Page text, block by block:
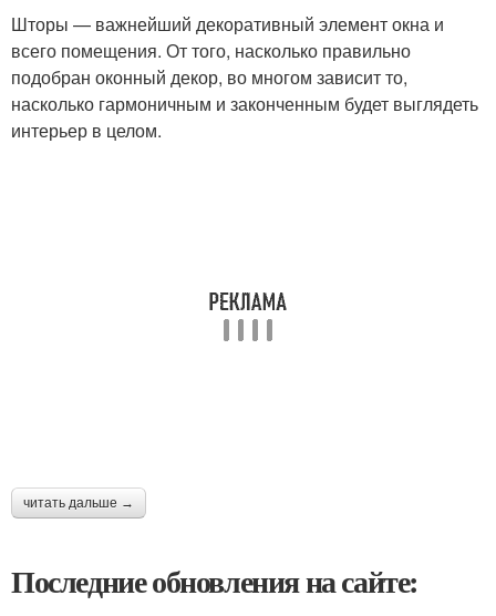
Шторы — важнейший декоративный элемент окна и
всего помещения. От того, насколько правильно
подобран оконный декор, во многом зависит то,
насколько гармоничным и законченным будет выглядеть
интерьер в целом.
читать дальше →
Последние обновления на сайте: